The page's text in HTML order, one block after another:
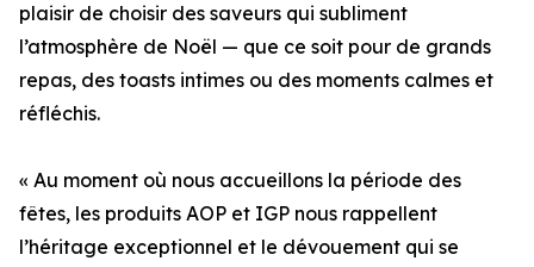
plaisir de choisir des saveurs qui subliment
l’atmosphère de Noël — que ce soit pour de grands
repas, des toasts intimes ou des moments calmes et
réfléchis.
« Au moment où nous accueillons la période des
fêtes, les produits AOP et IGP nous rappellent
l’héritage exceptionnel et le dévouement qui se